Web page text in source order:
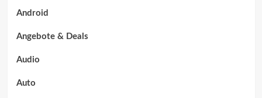
Android
Angebote & Deals
Audio
Auto